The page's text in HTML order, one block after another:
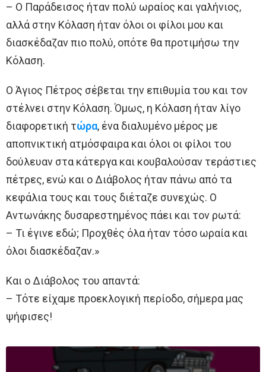
– Ο Παράδεισος ήταν πολύ ωραίος και γαλήνιος,
αλλά στην Κόλαση ήταν όλοι οι φίλοι μου και
διασκέδαζαν πιο πολύ, οπότε θα προτιμήσω την
Κόλαση.
Ο Άγιος Πέτρος σέβεται την επιθυμία του και τον
στέλνει στην Κόλαση. Όμως, η Κόλαση ήταν λίγο
διαφορετική τώρα, ένα διαλυμένο μέρος με
αποπνικτική ατμόσφαιρα και όλοι οι φίλοι του
δούλευαν στα κάτεργα και κουβαλούσαν τεράστιες
πέτρες, ενώ και ο Διάβολος ήταν πάνω από τα
κεφάλια τους και τους διέταζε συνεχώς. Ο
Αντωνάκης δυσαρεστημένος πάει και τον ρωτά:
– Τι έγινε εδώ; Προχθές όλα ήταν τόσο ωραία και
όλοι διασκέδαζαν.»
Και ο Διάβολος του απαντά:
– Τότε είχαμε προεκλογική περίοδο, σήμερα μας
ψήφισες!